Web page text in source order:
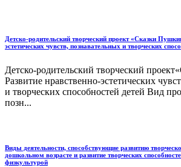
Детско-родительский творческий проект «Сказки
эстетических чувств, познавательных и творческих
Детско-родительский творческий
Развитие нравственно-эстетических
и творческих способностей детей Вид
позн...
Виды деятельности, способствующие развитию
дошкольном возрасте и развитие творческих
физкультурой